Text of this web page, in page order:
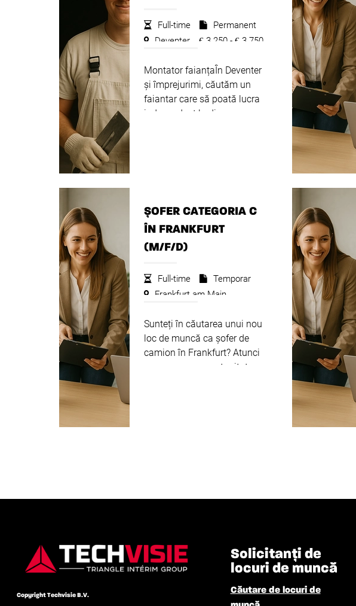
Full-time
Permanent
Deventer
€3.250 - €3.750
Montator faianțaÎn Deventer
și împrejurimi, căutăm un
faiantar care să poată lucra
independent la diverse
ȘOFER CATEGORIA C
ÎN FRANKFURT
(M/F/D)
Full-time
Temporar
Frankfurt am Main
Sunteți în căutarea unui nou
loc de muncă ca șofer de
camion în Frankfurt? Atunci
avem o mare oportunitate
Copyright Techvisie B.V.
Solicitanți de
locuri de muncă
Căutare de locuri de